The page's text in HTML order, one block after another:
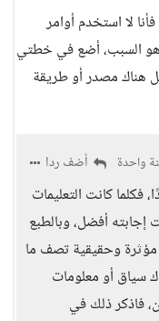
لكنك محق في جزئية الprompt فأنا لا استخدم أوامر
هو السبب، أضع في خطتي
هناك مصدر أو طريقة
واحدة أضف ردا
كانت التعليمات
إجابته أفضل، وبالطبع
وحقيقية تصف ما
سياق أو معلومات
فاذكر ذلك في